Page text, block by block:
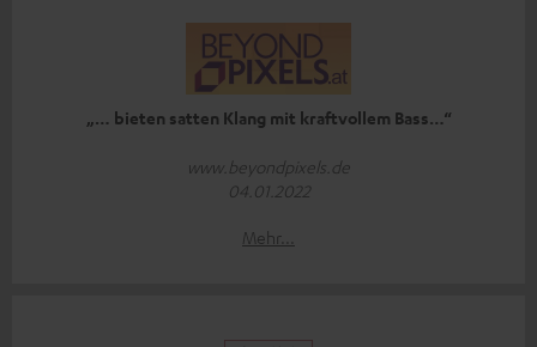
„… bieten satten Klang mit kraftvollem Bass…“
www.beyondpixels.de
04.01.2022
Mehr...